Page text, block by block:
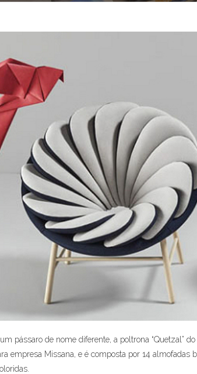
pássaro de nome diferente, a poltrona “Quetzal”
empresa Missana, e é composta por 14